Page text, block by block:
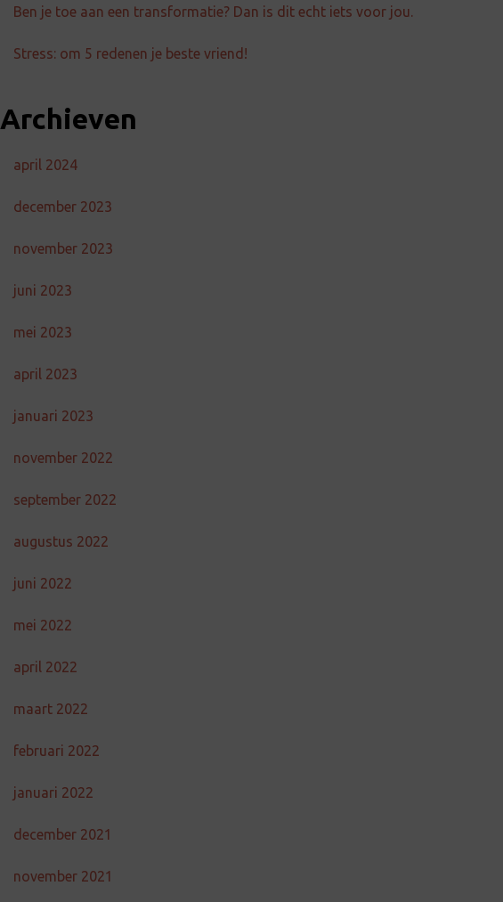
Ben je toe aan een transformatie? Dan is dit echt iets voor jou.
Stress: om 5 redenen je beste vriend!
Archieven
april 2024
december 2023
november 2023
juni 2023
mei 2023
april 2023
januari 2023
november 2022
september 2022
augustus 2022
juni 2022
mei 2022
april 2022
maart 2022
februari 2022
januari 2022
december 2021
november 2021